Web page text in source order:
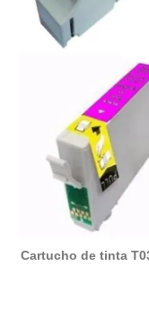
Cartucho de tinta